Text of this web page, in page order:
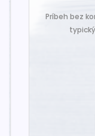
Príbeh bez
typický